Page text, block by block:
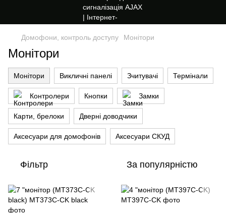
Домофони, контроль доступу Монітори
Монітори
Монітори Викличні панелі Зчитувачі Термінали
Контролери Кнопки Замки
Карти, брелоки Дверні доводчики
Аксесуари для домофонів Аксесуари СКУД
Фільтр За популярністю